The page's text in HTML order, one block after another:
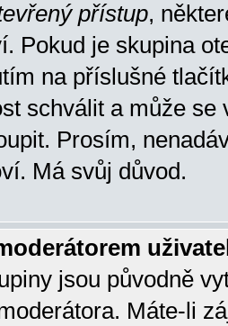
přístup,
Pokud je skupina
na příslušné
schválit a může se
Prosím,
Má svůj důvod.
jsou původně
Máte-li